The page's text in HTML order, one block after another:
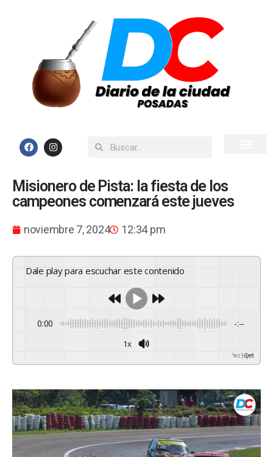
Misionero de Pista: la fiesta de los
campeones comenzará este jueves
noviembre 7, 2024 12:34 pm
Dale play para escuchar este contenido
0:00 -:--
1x
GSpeech